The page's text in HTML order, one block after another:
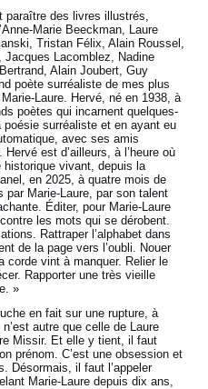
paraître des livres illustrés,
Marie Beeckman, Laure
Tristan Félix, Alain Roussel,
Jacques Lacomblez, Nadine
Alain Joubert, Guy
poète surréaliste de mes plus
Laure. Hervé, né en 1938, à
poètes qui incarnent quelques-
surréaliste et en ayant eu
avec ses amis
est d’ailleurs, à l’heure où
historique vivant, depuis la
en 2025, à quatre mois de
par Marie-Laure, par son talent
Éditer, pour Marie-Laure
les mots qui se dérobent.
Rattraper l’alphabet dans
de la page vers l’oubli. Nouer
corde vint à manquer. Relier le
Rapporter une très vieille
»
en fait sur une rupture, à
autre que celle de Laure
Missir. Et elle y tient, il faut
prénom. C’est une obsession et
Désormais, il faut l’appeler
Marie-Laure depuis dix ans,